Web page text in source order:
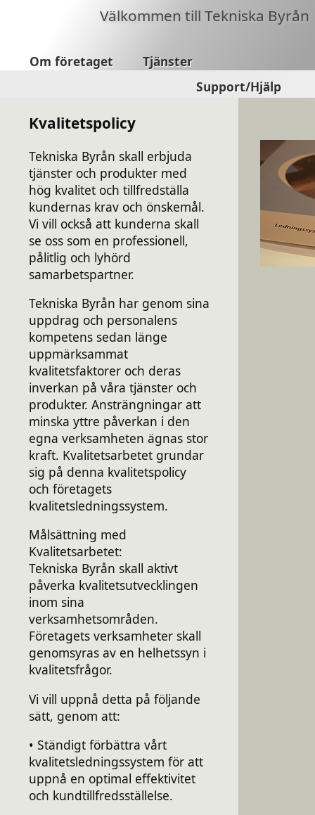
Välkommen till Tekniska Byrån
Om företaget
Tjänster
Support/Hjälp
Kvalitetspolicy
Tekniska Byrån skall erbjuda
tjänster och produkter med
hög kvalitet och tillfredställa
kundernas krav och önskemål.
Vi vill också att kunderna skall
se oss som en professionell,
pålitlig och lyhörd
samarbetspartner.
Tekniska Byrån har genom sina
uppdrag och personalens
kompetens sedan länge
uppmärksammat
kvalitetsfaktorer och deras
inverkan på våra tjänster och
produkter. Ansträngningar att
minska yttre påverkan i den
egna verksamheten ägnas stor
kraft. Kvalitetsarbetet grundar
sig på denna kvalitetspolicy
och företagets
kvalitetsledningssystem.
Målsättning med
Kvalitetsarbetet:
Tekniska Byrån skall aktivt
påverka kvalitetsutvecklingen
inom sina
verksamhetsområden.
Företagets verksamheter skall
genomsyras av en helhetssyn i
kvalitetsfrågor.
Vi vill uppnå detta på följande
sätt, genom att:
• Ständigt förbättra vårt
kvalitetsledningssystem för att
uppnå en optimal effektivitet
och kundtillfredsställelse.